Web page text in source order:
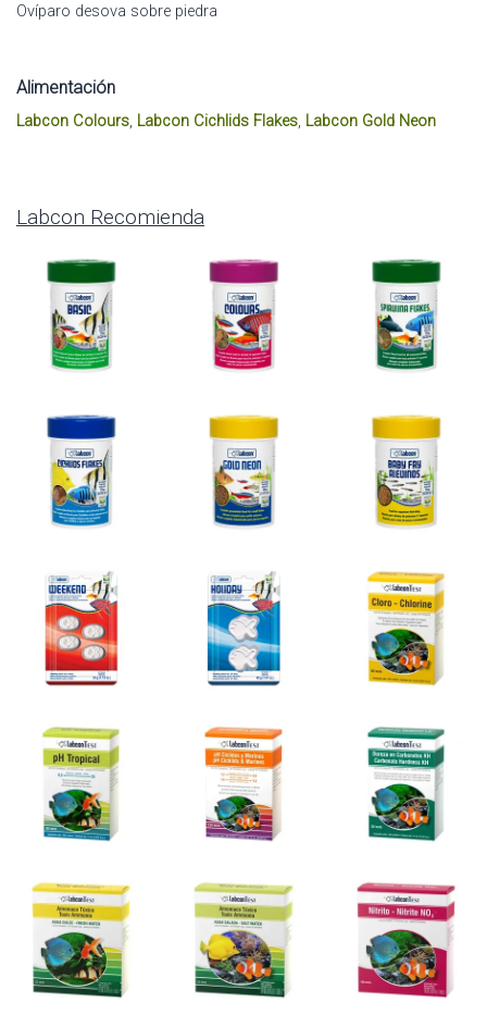
Ovíparo desova sobre piedra
Alimentación
Labcon Colours, Labcon Cichlids Flakes, Labcon Gold Neon
Labcon Recomienda